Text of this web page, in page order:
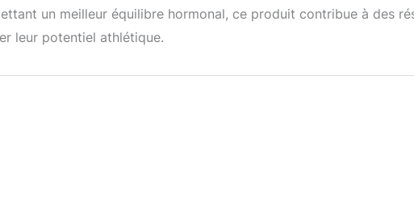
un meilleur équilibre hormonal, ce produit contribue à des
leur potentiel athlétique.